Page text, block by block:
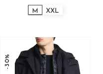
M XXL
-30%